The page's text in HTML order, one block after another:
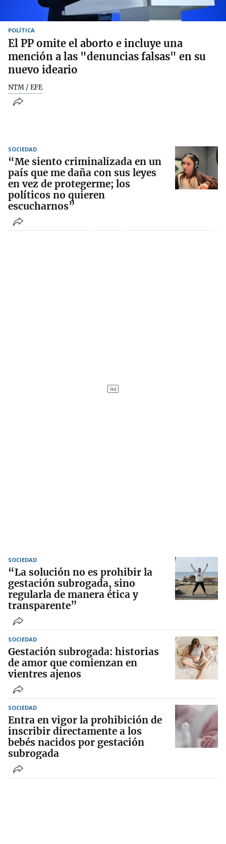
POLÍTICA
El PP omite el aborto e incluye una
mención a las "denuncias falsas" en su
nuevo ideario
NTM / EFE
SOCIEDAD
“Me siento criminalizada en un
país que me daña con sus leyes
en vez de protegerme; los
políticos no quieren
escucharnos”
SOCIEDAD
“La solución no es prohibir la
gestación subrogada, sino
regularla de manera ética y
transparente”
SOCIEDAD
Gestación subrogada: historias
de amor que comienzan en
vientres ajenos
SOCIEDAD
Entra en vigor la prohibición de
inscribir directamente a los
bebés nacidos por gestación
subrogada